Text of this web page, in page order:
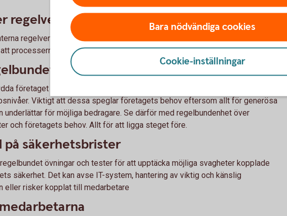
regelverk och kontrollprocesser
regelverk och kontrollprocesser för att stärka företagets säkerhet.
processerna efterlevs och gör regelbundna stickprov.
igenom behörigheter och behov
företaget behövs en regelbunden översyn av både ekonomibehörigheter
Viktigt att dessa speglar företagets behov eftersom allt för generösa
underlättar för möjliga bedragare. Se därför med regelbundenhet över
och företagets behov. Allt för att ligga steget före.
på säkerhetsbrister
övningar och tester för att upptäcka möjliga svagheter kopplade
säkerhet. Det kan avse IT-system, hantering av viktig och känslig
eller risker kopplat till medarbetare
Bara nödvändiga cookies
Cookie-inställningar